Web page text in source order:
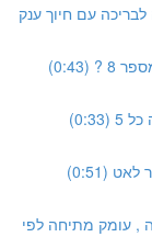
, עומק מתיחה לפי